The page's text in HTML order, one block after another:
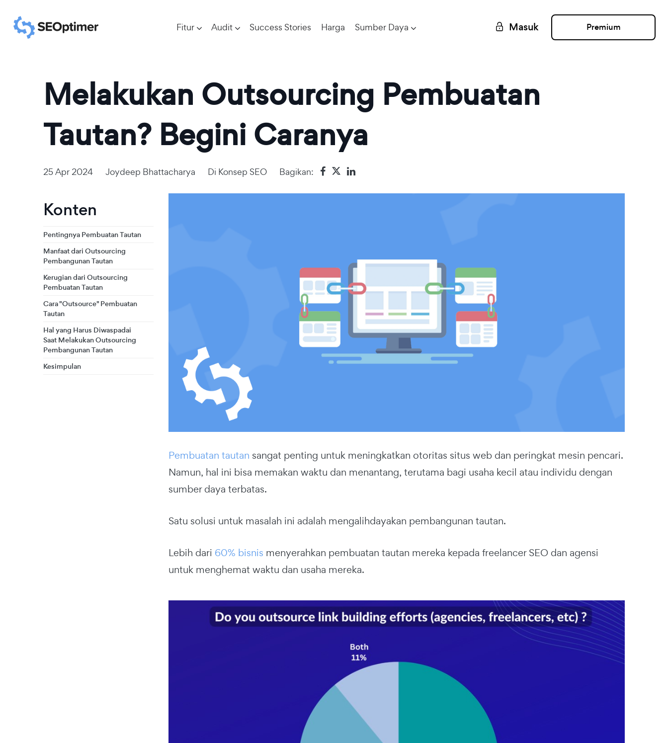
Fitur Audit Success Stories Harga Sumber Daya Masuk Premium
Melakukan Outsourcing Pembuatan
Tautan? Begini Caranya
25 Apr 2024 Joydeep Bhattacharya Di Konsep SEO Bagikan:
Konten
Pentingnya Pembuatan Tautan
Manfaat dari Outsourcing
Pembangunan Tautan
Kerugian dari Outsourcing
Pembuatan Tautan
Cara "Outsource" Pembuatan
Tautan
Hal yang Harus Diwaspadai
Saat Melakukan Outsourcing
Pembangunan Tautan
Kesimpulan
Pembuatan tautan sangat penting untuk meningkatkan otoritas situs web dan peringkat mesin pencari.
Namun, hal ini bisa memakan waktu dan menantang, terutama bagi usaha kecil atau individu dengan
sumber daya terbatas.
Satu solusi untuk masalah ini adalah mengalihdayakan pembangunan tautan.
Lebih dari 60% bisnis menyerahkan pembuatan tautan mereka kepada freelancer SEO dan agensi
untuk menghemat waktu dan usaha mereka.